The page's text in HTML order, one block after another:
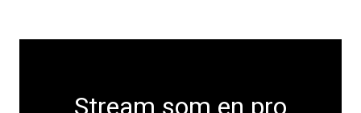
Stream som en pro